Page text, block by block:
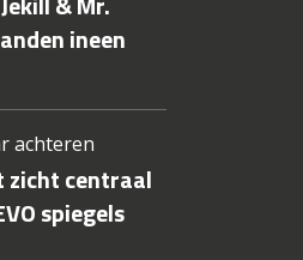
ineen
achteren
zicht centraal
spiegels